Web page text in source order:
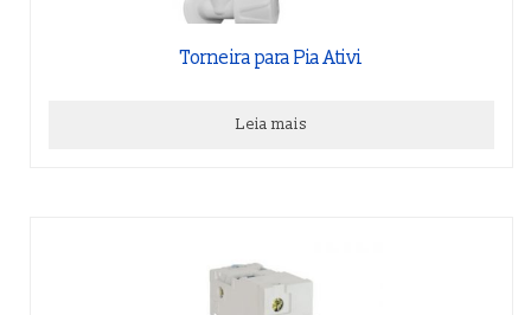
Torneira para Pia Ativi
Leia mais